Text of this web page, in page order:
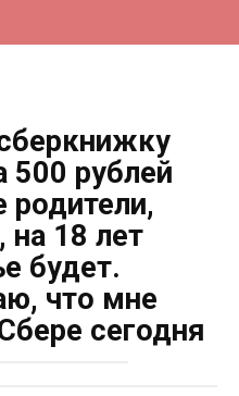
500 рублей
родители,
на 18 лет
будет.
что мне
сегодня